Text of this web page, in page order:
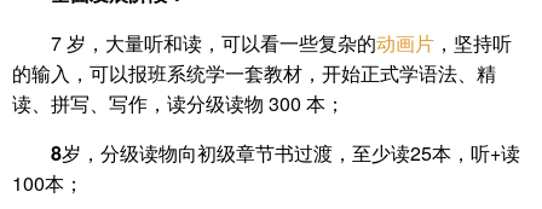
7 岁，大量听和读，可以看一些复杂的动画片 ，坚持听
的输入，可以报班系统学一套教材，开始正式学语法、精
读、拼写、写作，读分级读物 300 本；
8岁，分级读物向初级章节书过渡，至少读25本，听+读
100本；